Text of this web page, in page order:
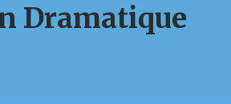
Dramatique